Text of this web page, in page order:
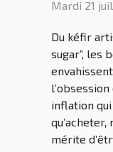
Mardi 21
Du kéfir
sugar”, les
inflation
mérite